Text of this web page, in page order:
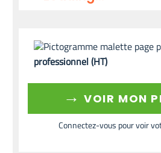
professionnel (HT)
→ VOIR MON
Connectez-vous pour voir